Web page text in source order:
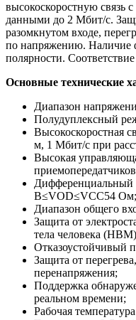
высокоскоростную связь
данными до 2 Мбит/с.
разомкнутом входе,
по напряжению. Наличие
полярности.
Основные технические
Диапазон
Полудуплексный
Высокоскоростная
м, 1 Мбит/с при
Высокая
Дифференциальный
В≤VOD≤VCC54 Ом;
Диапазон общего
Защита от
тела человека
Отказоустойчивый
Защита от
перенапряжения;
Поддержка
реальном времени;
Рабочая